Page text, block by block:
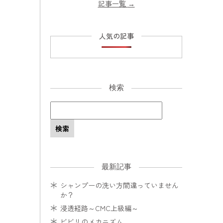
記事一覧 →
人気の記事
検索
最新記事
シャンプーの洗い方間違っていません
か？
浸透経路～CMC上級編～